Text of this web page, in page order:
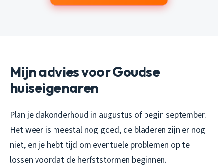
Mijn advies voor Goudse
huiseigenaren
Plan je dakonderhoud in augustus of begin september.
Het weer is meestal nog goed, de bladeren zijn er nog
niet, en je hebt tijd om eventuele problemen op te
lossen voordat de herfststormen beginnen.